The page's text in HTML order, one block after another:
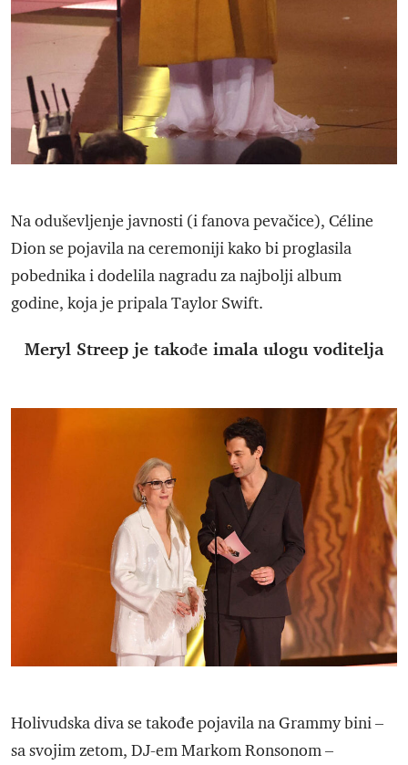
Na oduševljenje javnosti (i fanova pevačice), Céline
Dion se pojavila na ceremoniji kako bi proglasila
pobednika i dodelila nagradu za najbolji album
godine, koja je pripala Taylor Swift.
Meryl Streep je takođe imala ulogu voditelja
Holivudska diva se takođe pojavila na Grammy bini –
sa svojim zetom, DJ-em Markom Ronsonom –